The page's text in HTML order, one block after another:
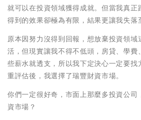
就可以在投資領域獲得成就。但當我真正
得到的效果卻極為有限，結果更讓我失落
原本因努力沒得到回報，想放棄投資領域
活，但現實讓我不得不低頭，房貸、學費
些薪水就透支，所以我下定決心一定要找
重評估後，我選擇了瑞豐財資市場。
你們一定很好奇，市面上那麼多投資公司
資市場？